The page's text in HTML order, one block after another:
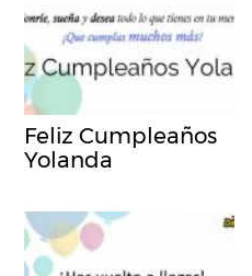
Feliz Cumpleaños
Yolanda